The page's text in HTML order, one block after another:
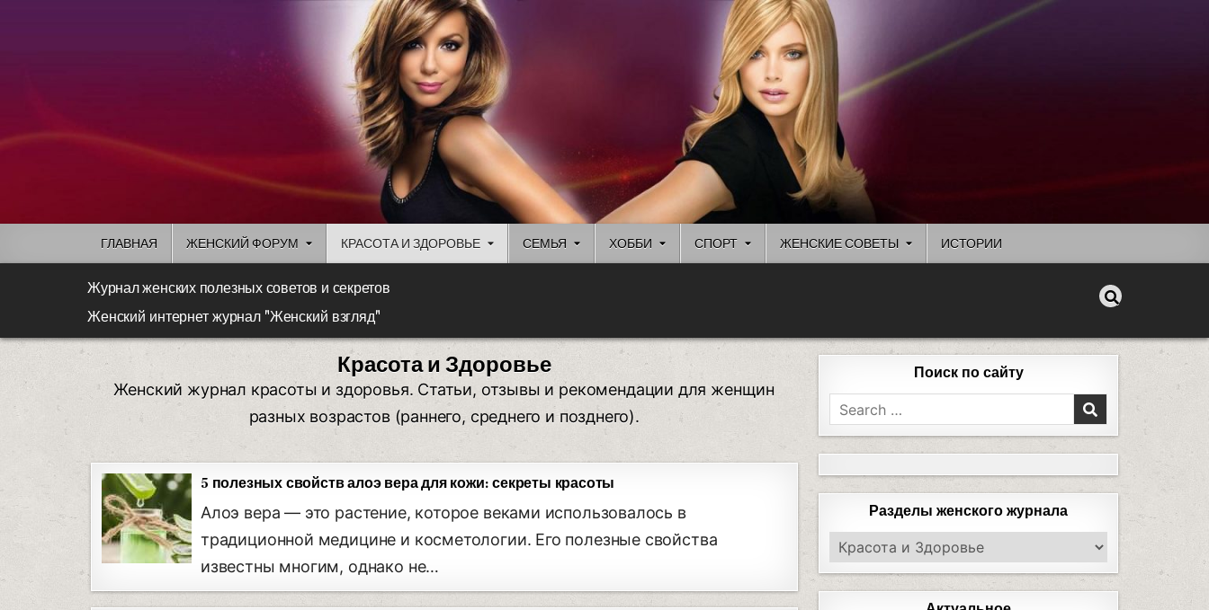
ГЛАВНАЯ ЖЕНСКИЙ ФОРУМ КРАСОТА И ЗДОРОВЬЕ СЕМЬЯ ХОББИ СПОРТ ЖЕНСКИЕ СОВЕТЫ ИСТОРИИ
Журнал женских полезных советов и секретов
Женский интернет журнал "Женский взгляд"
Красота и Здоровье
Женский журнал красоты и здоровья. Статьи, отзывы и рекомендации для женщин
разных возрастов (раннего, среднего и позднего).
5 полезных свойств алоэ вера для кожи: секреты красоты
Алоэ вера — это растение, которое веками использовалось в
традиционной медицине и косметологии. Его полезные свойства
известны многим, однако не…
Поиск по сайту
Разделы женского журнала